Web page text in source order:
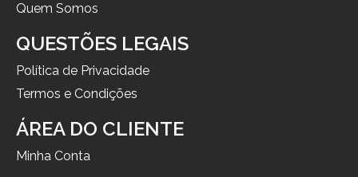
Quem Somos
QUESTÕES LEGAIS
Política de Privacidade
Termos e Condições
ÁREA DO CLIENTE
Minha Conta